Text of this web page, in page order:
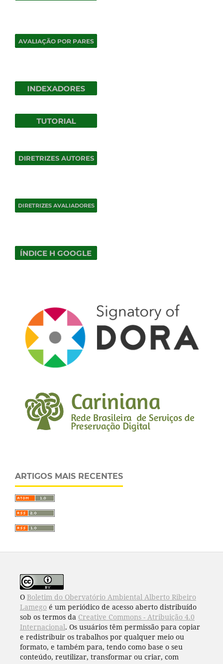
ARTIGOS MAIS RECENTES
O Boletim do Obervatório Ambiental Alberto Ribeiro
Lamego é um periódico de acesso aberto distribuído
sob os termos da Creative Commons - Atribuição 4.0
Internacional. Os usuários têm permissão para copiar
e redistribuir os trabalhos por qualquer meio ou
formato, e também para, tendo como base o seu
conteúdo, reutilizar, transformar ou criar, com